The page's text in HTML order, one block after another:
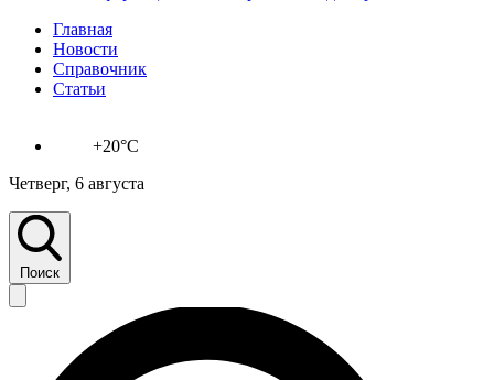
Главная
Новости
Справочник
Статьи
+20°C
Четверг, 6 августа
Поиск